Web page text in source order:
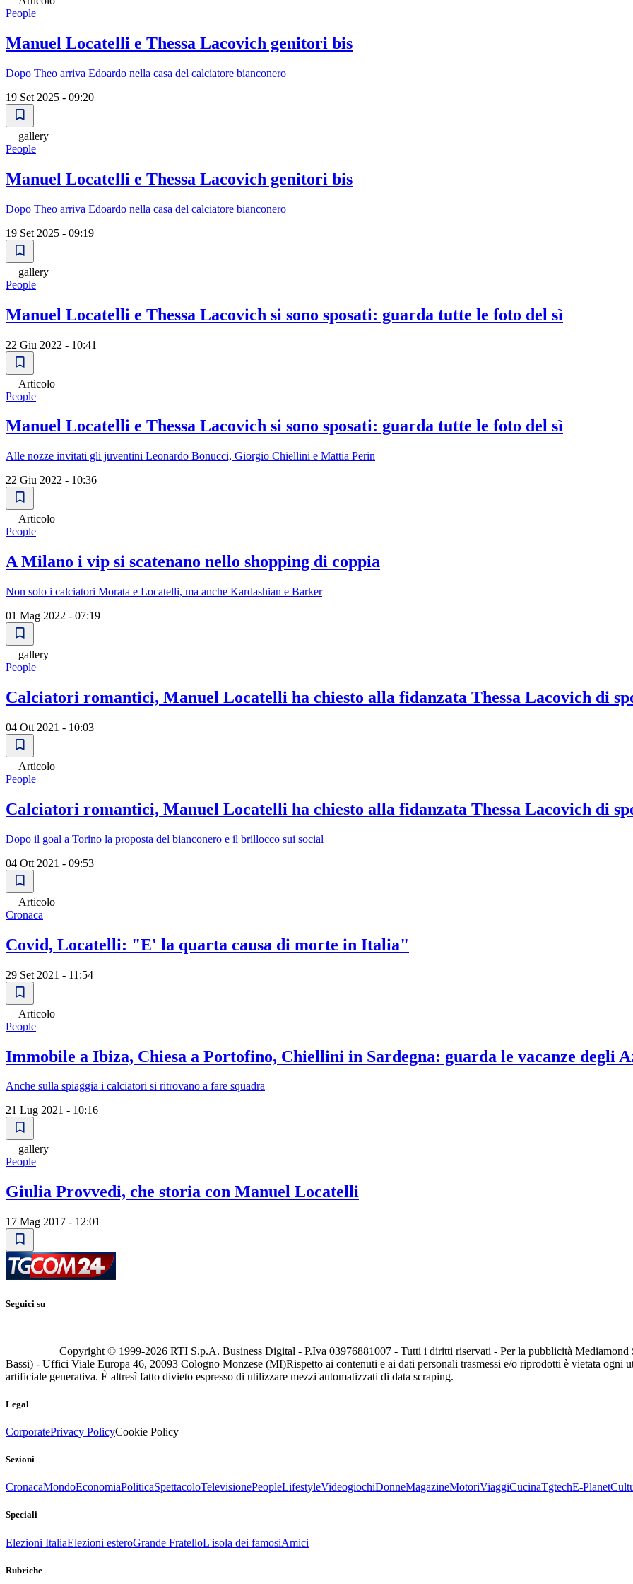
People
Manuel Locatelli e Thessa Lacovich genitori bis
Dopo Theo arriva Edoardo nella casa del calciatore bianconero
19 Set 2025 - 09:20
gallery
People
Manuel Locatelli e Thessa Lacovich genitori bis
Dopo Theo arriva Edoardo nella casa del calciatore bianconero
19 Set 2025 - 09:19
gallery
People
Manuel Locatelli e Thessa Lacovich si sono sposati: guarda tutte le foto del sì
22 Giu 2022 - 10:41
Articolo
People
Manuel Locatelli e Thessa Lacovich si sono sposati: guarda tutte le foto del sì
Alle nozze invitati gli juventini Leonardo Bonucci, Giorgio Chiellini e Mattia Perin
22 Giu 2022 - 10:36
Articolo
People
A Milano i vip si scatenano nello shopping di coppia
Non solo i calciatori Morata e Locatelli, ma anche Kardashian e Barker
01 Mag 2022 - 07:19
gallery
People
Calciatori romantici, Manuel Locatelli ha chiesto alla fidanzata Thessa Lacovich di
04 Ott 2021 - 10:03
Articolo
People
Calciatori romantici, Manuel Locatelli ha chiesto alla fidanzata Thessa Lacovich di
Dopo il goal a Torino la proposta del bianconero e il brillocco sui social
04 Ott 2021 - 09:53
Articolo
Cronaca
Covid, Locatelli: "E' la quarta causa di morte in Italia"
29 Set 2021 - 11:54
Articolo
People
Immobile a Ibiza, Chiesa a Portofino, Chiellini in Sardegna: guarda le vacanze degli
Anche sulla spiaggia i calciatori si ritrovano a fare squadra
21 Lug 2021 - 10:16
gallery
People
Giulia Provvedi, che storia con Manuel Locatelli
17 Mag 2017 - 12:01
Seguici su
Copyright © 1999-2026 RTI S.p.A. Business Digital - P.Iva 03976881007 - Tutti i diritti riservati - Per la pubblicità
Bassi) - Uffici Viale Europa 46, 20093 Cologno Monzese (MI)Rispetto ai contenuti e ai dati personali trasmessi e/o riprodotti è vietata ogni
artificiale generativa. È altresì fatto divieto espresso di utilizzare mezzi automatizzati di data scraping.
Legal
CorporatePrivacy PolicyCookie Policy
Sezioni
CronacaMondoEconomiaPoliticaSpettacoloTelevisionePeopleLifestyleVideogiochiDonneMagazineMotoriViaggiCucinaTgtechE-Planet
Speciali
Elezioni ItaliaElezioni esteroGrande FratelloL'isola dei famosiAmici
Rubriche